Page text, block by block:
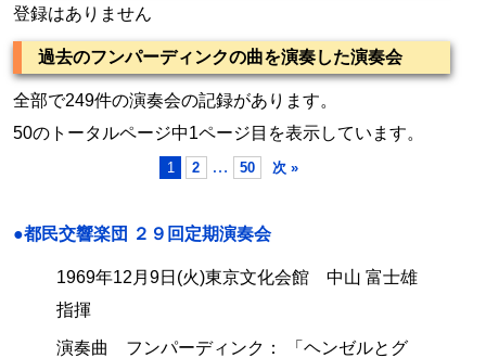
登録はありません
過去のフンパーディンクの曲を演奏した演奏会
全部で249件の演奏会の記録があります。
50のトータルページ中1ページ目を表示しています。
1 2 … 50 次 »
●都民交響楽団 ２９回定期演奏会
1969年12月9日(火)東京文化会館 中山 富士雄
指揮
演奏曲 フンパーディンク： 「ヘンゼルとグ